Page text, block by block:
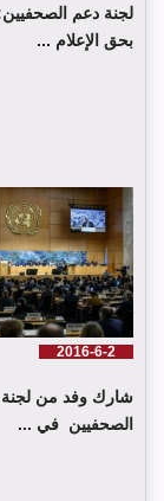
لجنة دعم الصحفيين
بحق الإعلام ...
2016-6-2
شارك وفد من
الصحفيين في ...